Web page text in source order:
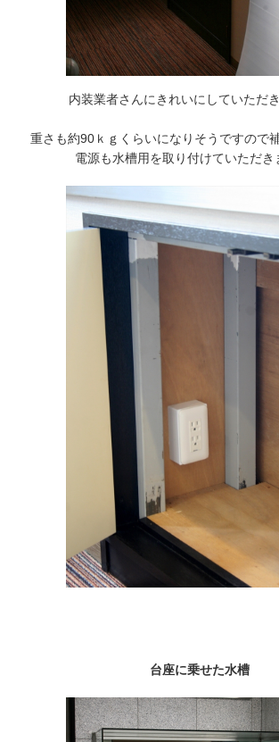
内装業者さんにきれいにしていただき
重さも約90ｋｇくらいになりそうですので
電源も水槽用を取り付けていただき
台座に乗せた水槽